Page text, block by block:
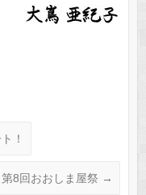
！
第8回おおしま屋祭 →